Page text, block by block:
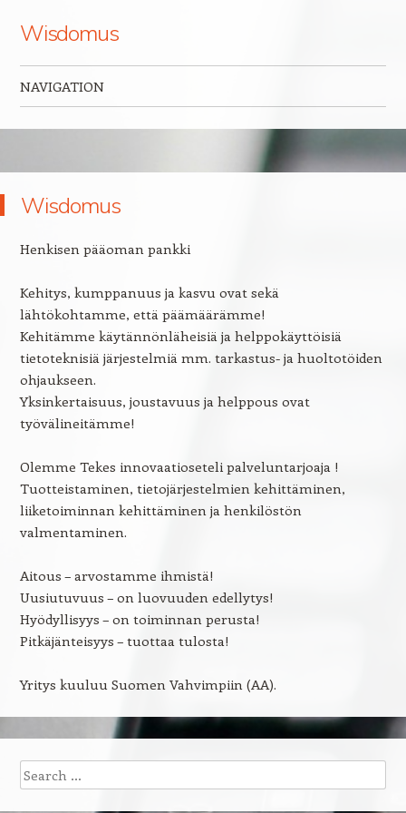
Wisdomus
NAVIGATION
Wisdomus
Henkisen pääoman pankki
Kehitys, kumppanuus ja kasvu ovat sekä
lähtökohtamme, että päämäärämme!
Kehitämme käytännönläheisiä ja helppokäyttöisiä
tietoteknisiä järjestelmiä mm. tarkastus- ja huoltotöiden
ohjaukseen.
Yksinkertaisuus, joustavuus ja helppous ovat
työvälineitämme!
Olemme Tekes innovaatioseteli palveluntarjoaja !
Tuotteistaminen, tietojärjestelmien kehittäminen,
liiketoiminnan kehittäminen ja henkilöstön
valmentaminen.
Aitous – arvostamme ihmistä!
Uusiutuvuus – on luovuuden edellytys!
Hyödyllisyys – on toiminnan perusta!
Pitkäjänteisyys – tuottaa tulosta!
Yritys kuuluu Suomen Vahvimpiin (AA).
Search